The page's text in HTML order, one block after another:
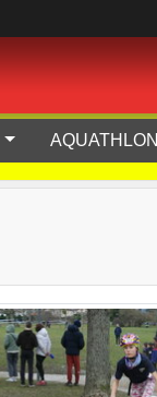
AQUATHLON